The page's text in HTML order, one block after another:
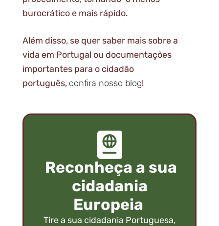
burocrático e mais rápido.
Além disso, se quer saber mais sobre a
vida em Portugal ou documentações
importantes para o cidadão
português, confira nosso blog!
Reconheça a sua
cidadania
Europeia
Tire a sua cidadania Portuguesa,